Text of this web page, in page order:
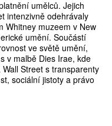
umělců. Jejich
intenzivně odehrávaly
Whitney muzeem v New
umění. Součástí
ve světě umění,
v malbě Dies Irae, kde
Street s transparenty
sociální jistoty a právo